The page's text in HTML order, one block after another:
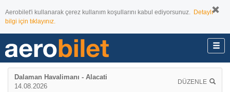
Aerobilet'i kullanarak çerez kullanım koşullarını kabul ediyorsunuz. Detaylı
bilgi için tıklayınız.
Dalaman Havalimanı - Alacati
14.08.2026
DÜZENLE